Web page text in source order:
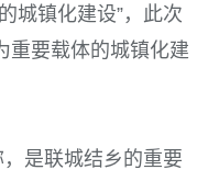
城镇化建设”，此次
重要载体的城镇化建
，是联城结乡的重要